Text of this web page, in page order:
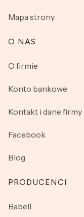
Mapa strony
O NAS
O firmie
Konto bankowe
Kontakt i dane firmy
Facebook
Blog
PRODUCENCI
Babell